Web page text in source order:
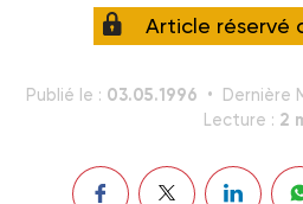
Article réservé
Publié le : 03.05.1996 Dernière
Lecture : 2